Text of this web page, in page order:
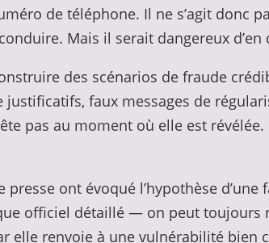
de téléphone. Il ne s’agit donc
Mais il serait dangereux
des scénarios de fraude
faux messages de
pas au moment où elle est
ont évoqué l’hypothèse
officiel détaillé — on peut
elle renvoie à une vulnérabilité bien